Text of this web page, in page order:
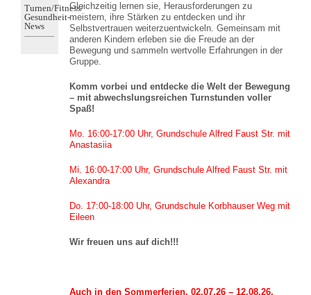
Gleichzeitig lernen sie, Herausforderungen zu
meistern, ihre Stärken zu entdecken und ihr
Selbstvertrauen weiterzuentwickeln. Gemeinsam mit
anderen Kindern erleben sie die Freude an der
Bewegung und sammeln wertvolle Erfahrungen in der
Gruppe.
Komm vorbei und entdecke die Welt der Bewegung
– mit abwechslungsreichen Turnstunden voller
Spaß!
Mo. 16:00-17:00 Uhr, Grundschule Alfred Faust Str. mit
Anastasiia
Mi. 16:00-17:00 Uhr, Grundschule Alfred Faust Str. mit
Alexandra
Do. 17:00-18:00 Uhr, Grundschule Korbhauser Weg mit
Eileen
Wir freuen uns auf dich!!!
Auch in den Sommerferien, 02.07.26 – 12.08.26,
Turnen/Fitness/
Gesundheit-
News